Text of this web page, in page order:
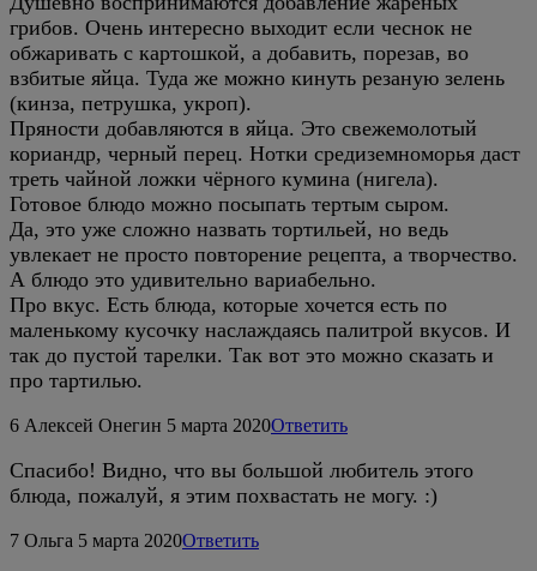
грибов. Очень интересно выходит если чеснок не
обжаривать с картошкой, а добавить, порезав, во
взбитые яйца. Туда же можно кинуть резаную зелень
(кинза, петрушка, укроп).
Пряности добавляются в яйца. Это свежемолотый
кориандр, черный перец. Нотки средиземноморья даст
треть чайной ложки чёрного кумина (нигела).
Готовое блюдо можно посыпать тертым сыром.
Да, это уже сложно назвать тортильей, но ведь
увлекает не просто повторение рецепта, а творчество.
А блюдо это удивительно вариабельно.
Про вкус. Есть блюда, которые хочется есть по
маленькому кусочку наслаждаясь палитрой вкусов. И
так до пустой тарелки. Так вот это можно сказать и
про тартилью.
6 Алексей Онегин 5 марта 2020Ответить
Спасибо! Видно, что вы большой любитель этого
блюда, пожалуй, я этим похвастать не могу. :)
7 Ольга 5 марта 2020Ответить